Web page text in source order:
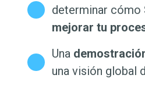
determinar cómo
mejorar tu
Una
una visión global